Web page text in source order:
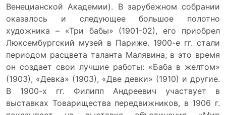
Венецианской Академии). В зарубежном собрании
оказалось и следующее большое полотно
художника – «Три бабы» (1901-02), его приобрел
Люксембургский музей в Париже. 1900-е гг. стали
периодом расцвета таланта Малявина, в это время
он создает свои лучшие работы: «Баба в желтом»
(1903), «Девка» (1903), «Две девки» (1910) и другие.
В 1900-х гг. Филипп Андреевич участвует в
выставках Товарищества передвижников, в 1906 г.